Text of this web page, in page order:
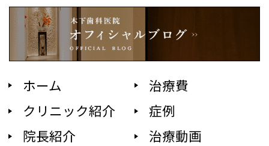
ホーム
クリニック紹介
院長紹介
治療費
症例
治療動画